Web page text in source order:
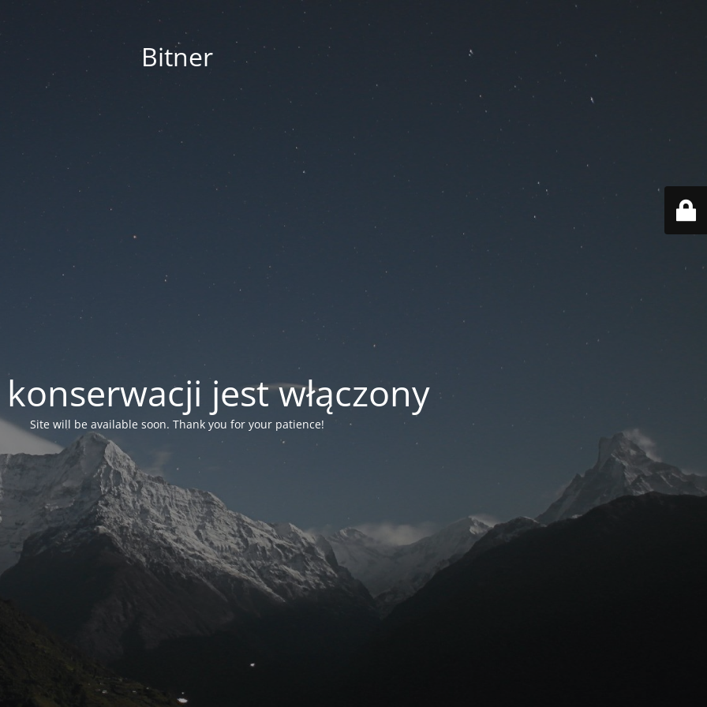
Bitner
jest włączony
Site will be available soon. Thank you for your patience!